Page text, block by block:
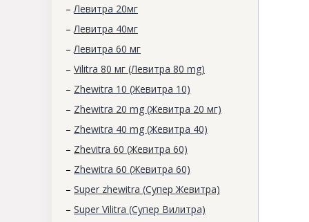
– Левитра 20мг
– Левитра 40мг
– Левитра 60 мг
– Vilitra 80 мг (Левитра 80 mg)
– Zhewitra 10 (Жевитра 10)
– Zhewitra 20 mg (Жевитра 20 мг)
– Zhewitra 40 mg (Жевитра 40)
– Zhevitra 60 (Жевитра 60)
– Zhewitra 60 (Жевитра 60)
– Super zhewitra (Супер Жевитра)
– Super Vilitra (Супер Вилитра)